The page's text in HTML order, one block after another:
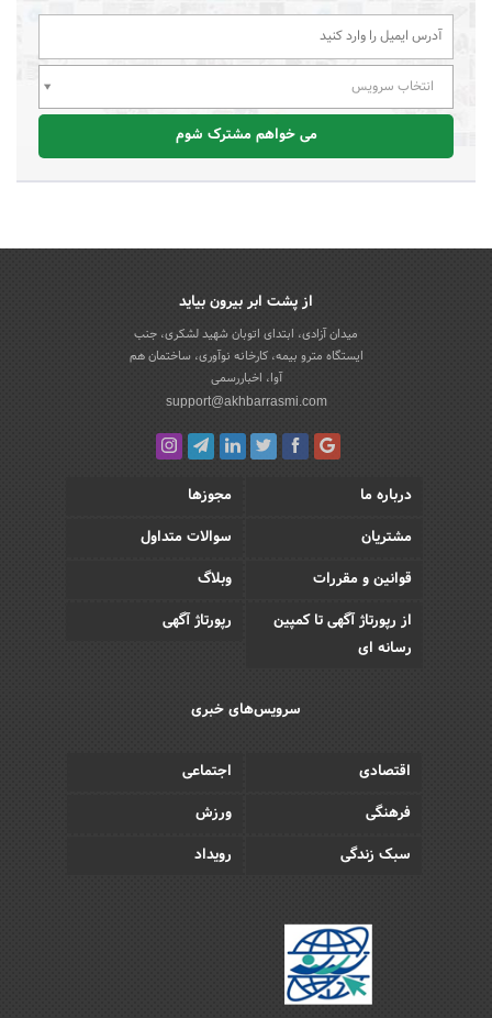
انتخاب سرویس
می خواهم مشترک شوم
از پشت ابر بیرون بیاید
میدان آزادی، ابتدای اتوبان شهید لشکری، جنب
ایستگاه مترو بیمه، کارخانه نوآوری، ساختمان هم
آوا، اخباررسمی
support@akhbarrasmi.com
درباره ما
مجوزها
مشتریان
سوالات متداول
قوانین و مقررات
وبلاگ
از رپورتاژ آگهی تا کمپین
رسانه ای
رپورتاژ آگهی
سرویس‌های خبری
اقتصادی
اجتماعی
فرهنگی
ورزش
سبک زندگی
رویداد